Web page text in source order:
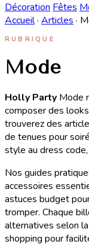
Décoration Fêtes
Accueil· Articles ·
RUBRIQUE
Mode
Holly Party Mode
composer des
trouverez des
de tenues pour
style au dress
Nos guides
accessoires
astuces budget
tromper. Chaque
alternatives selon
shopping pour